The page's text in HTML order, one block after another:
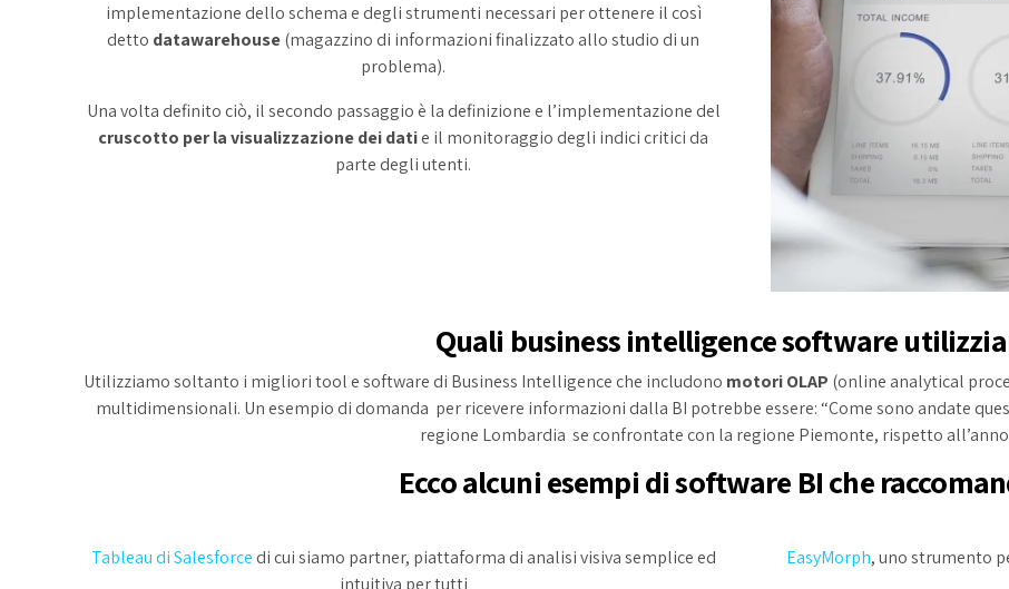
implementazione dello schema e degli strumenti necessari per ottenere il così
detto datawarehouse(magazzino di informazioni finalizzato allo studio di un
problema).
Una volta definito ciò, il secondo passaggio è la definizione e l’implementazione del
cruscotto per la visualizzazione dei datie il monitoraggio degli indici critici da
parte degli utenti.
Quali business intelligence software
Utilizziamo soltanto i migliori tool e software di Business Intelligence che includono motori OLAP (online analytical
multidimensionali. Un esempio di domanda per ricevere informazioni dalla BI potrebbe essere: “Come sono andate
regione Lombardia se confrontate con la regione Piemonte, rispetto all’anno
Ecco alcuni esempi di software BI che
Tableau di Salesforcedi cui siamo partner, piattaforma di analisi visiva semplice ed
intuitiva per tutti
EasyMorph, uno strumento